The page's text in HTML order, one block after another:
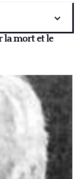
la mort et le